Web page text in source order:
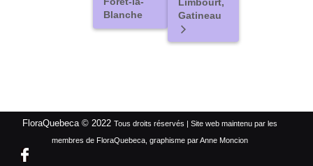
Blanche
Limbourt,
Gatineau
FloraQuebeca © 2022 Tous droits réservés | Site web maintenu par les
membres de FloraQuebeca, graphisme par Anne Moncion